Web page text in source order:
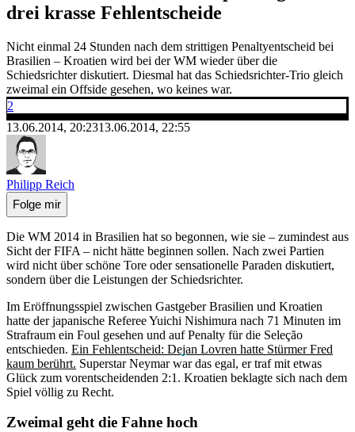
drei krasse Fehlentscheide
Nicht einmal 24 Stunden nach dem strittigen Penaltyentscheid bei
Brasilien – Kroatien wird bei der WM wieder über die
Schiedsrichter diskutiert. Diesmal hat das Schiedsrichter-Trio gleich
zweimal ein Offside gesehen, wo keines war.
2
13.06.2014, 20:2313.06.2014, 22:55
Philipp Reich
Folge mir
Die WM 2014 in Brasilien hat so begonnen, wie sie – zumindest aus
Sicht der FIFA – nicht hätte beginnen sollen. Nach zwei Partien
wird nicht über schöne Tore oder sensationelle Paraden diskutiert,
sondern über die Leistungen der Schiedsrichter.
Im Eröffnungsspiel zwischen Gastgeber Brasilien und Kroatien
hatte der japanische Referee Yuichi Nishimura nach 71 Minuten im
Strafraum ein Foul gesehen und auf Penalty für die Seleção
entschieden. Ein Fehlentscheid: Dejan Lovren hatte Stürmer Fred
kaum berührt. Superstar Neymar war das egal, er traf mit etwas
Glück zum vorentscheidenden 2:1. Kroatien beklagte sich nach dem
Spiel völlig zu Recht.
Zweimal geht die Fahne hoch